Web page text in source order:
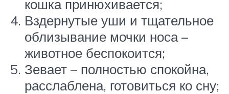
кошка принюхивается;
Вздернутые уши и тщательное
облизывание мочки носа –
животное беспокоится;
Зевает – полностью спокойна,
расслаблена, готовиться ко сну;